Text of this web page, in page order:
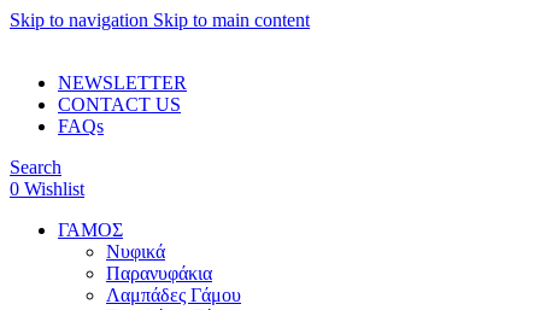
Skip to navigation Skip to main content
NEWSLETTER
CONTACT US
FAQs
Search
0 Wishlist
ΓΑΜΟΣ
Νυφικά
Παρανυφάκια
Λαμπάδες Γάμου